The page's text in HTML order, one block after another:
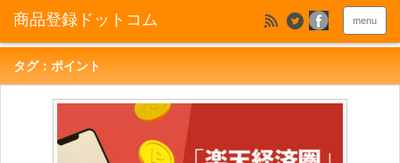
menu
タグ：ポイント